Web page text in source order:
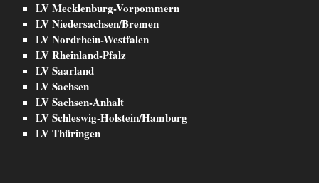
LV Mecklenburg-Vorpommern
LV Niedersachsen/Bremen
LV Nordrhein-Westfalen
LV Rheinland-Pfalz
LV Saarland
LV Sachsen
LV Sachsen-Anhalt
LV Schleswig-Holstein/Hamburg
LV Thüringen